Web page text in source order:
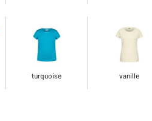
turquoise vanille